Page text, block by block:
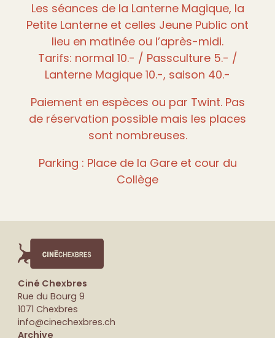
Les séances de la Lanterne Magique, la
Petite Lanterne et celles Jeune Public ont
lieu en matinée ou l’après-midi.
Tarifs: normal 10.- / Passculture 5.- /
Lanterne Magique 10.-, saison 40.-
Paiement en espèces ou par Twint. Pas
de réservation possible mais les places
sont nombreuses.
Parking : Place de la Gare et cour du
Collège
Ciné Chexbres
Rue du Bourg 9
1071 Chexbres
info@cinechexbres.ch
Archive